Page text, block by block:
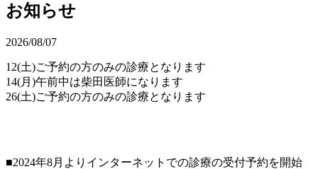
お知らせ
2026/08/07
12(土)ご予約の方のみの診療となります
14(月)午前中は柴田医師になります
26(土)ご予約の方のみの診療となります
■2024年8月よりインターネットでの診療の受付予約を開始